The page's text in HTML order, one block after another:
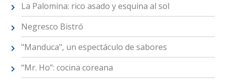
La Palomina: rico asado y esquina al sol
Negresco Bistró
"Manduca", un espectáculo de sabores
“Mr. Ho”: cocina coreana